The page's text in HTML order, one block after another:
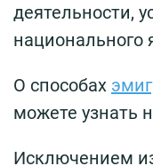
деятельности,
национального
О способах
можете узнать
Исключением